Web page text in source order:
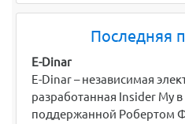
Последняя
E-Dinar
E-Dinar – независимая
разработанная Insider My в
поддержанной Робертом